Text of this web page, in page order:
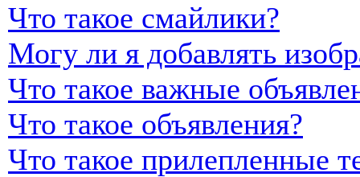
Что такое смайлики?
Могу ли я добавлять
Что такое важные
Что такое объявления?
Что такое прилепленные